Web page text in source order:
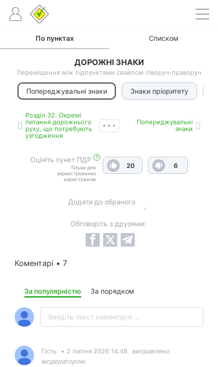
По пунктах Списком
ДОРОЖНІ ЗНАКИ
Переміщення між підпунктами свайпом ліворуч-праворуч
Попереджувальні знаки Знаки пріоритету
Роздiл 32: Окремі
питання дорожнього
руху, що потребують
узгодження
Попереджувальні
знаки
Оцініть пункт ПДР ?
Тільки для
зареєстрованих
користувачів
20 6
Додати до обраного
Обговоріть з друзями:
Коментарі • 7
За популярністю За порядком
Гість • 2 липня 2026 14:48
виправлено
модератором